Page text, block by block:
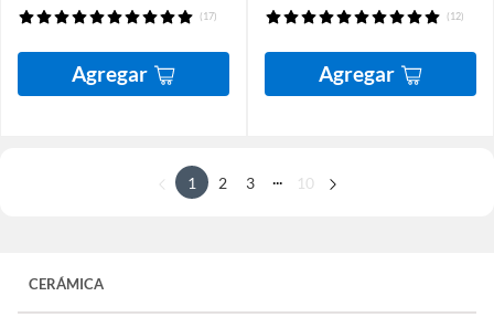
(17)
Agregar
(12)
Agregar
1 2 3 10
CERÁMICA